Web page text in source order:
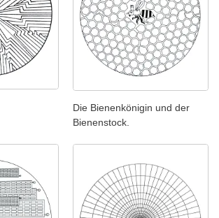
Die Bienenkönigin und der
Bienenstock.